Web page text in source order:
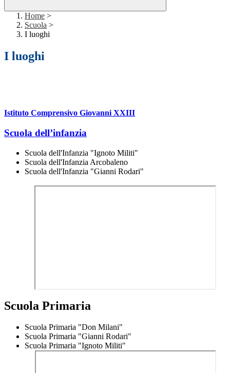
Home >
Scuola >
I luoghi
I luoghi
Istituto Comprensivo Giovanni XXIII
Scuola dell’infanzia
Scuola dell'Infanzia "Ignoto Militi"
Scuola dell'Infanzia Arcobaleno
Scuola dell'Infanzia "Gianni Rodari"
Scuola Primaria
Scuola Primaria "Don Milani"
Scuola Primaria "Gianni Rodari"
Scuola Primaria "Ignoto Militi"